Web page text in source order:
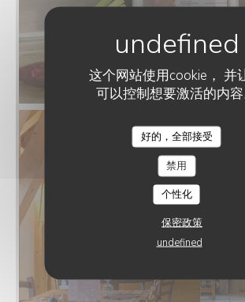
这个网站使用cookie， 并
可以控制想要激活的内容
好的，全部接受
禁用
个性化
保密政策
undefined
Fin Gras du Mezenc